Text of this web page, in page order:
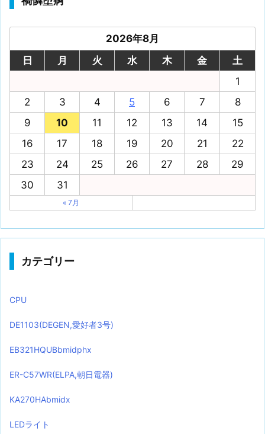
2026年8月
日
月 火 水 木 金
土
1
2
3 4 5 6 7
8
9
10 11 12 13 14
15
16
17 18 19 20 21
22
23
24 25 26 27 28
29
30
31
« 7月
カテゴリー
CPU
DE1103(DEGEN,愛好者3号)
EB321HQUBbmidphx
ER-C57WR(ELPA,朝日電器)
KA270HAbmidx
LEDライト